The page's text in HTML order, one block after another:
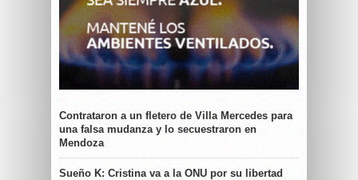
Contrataron a un fletero de Villa Mercedes para
una falsa mudanza y lo secuestraron en
Mendoza
Sueño K: Cristina va a la ONU por su libertad